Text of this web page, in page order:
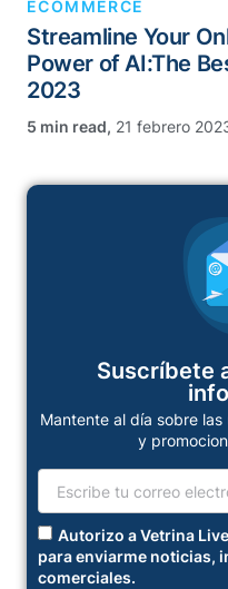
ECOMMERCE
Streamline Your
Power of AI:The
2023
, 21 febrero
Suscríbete
Mantente al día sobre
y
Autorizo a Vetrina
para enviarme noticias,
comerciales.